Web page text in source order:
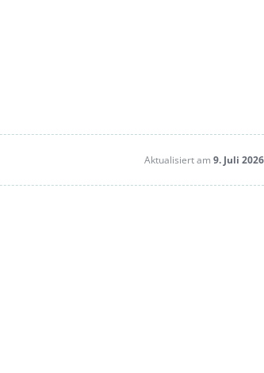
Aktualisiert am 9. Juli 2026